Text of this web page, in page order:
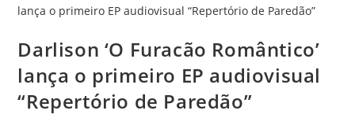
Inéditas
E
De
João
Darlison ‘O Furacão Romântico’
lança o primeiro EP audiovisual
“Repertório de Paredão”